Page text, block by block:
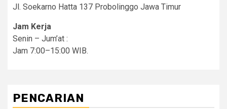
Jl. Soekarno Hatta 137 Probolinggo Jawa Timur
Jam Kerja
Senin – Jum’at :
Jam 7:00–15:00 WIB.
PENCARIAN